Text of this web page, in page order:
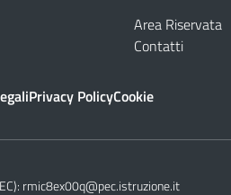
Area Riservata
Contatti
Privacy PolicyCookie
rmic8ex00q@pec.istruzione.it